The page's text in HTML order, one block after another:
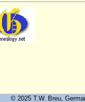
© 2025 T.W. Breu,